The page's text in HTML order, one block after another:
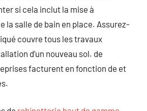
si cela inclut la mise à
la salle de bain en place. Assurez-
couvre tous les travaux
d’un nouveau sol. de
facturent en fonction de et